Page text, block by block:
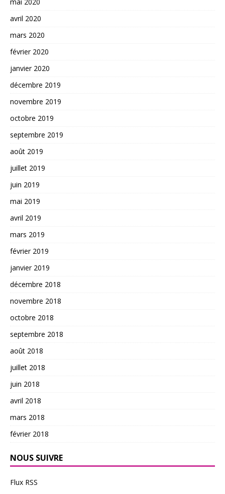
avril 2020
mars 2020
février 2020
janvier 2020
décembre 2019
novembre 2019
octobre 2019
septembre 2019
août 2019
juillet 2019
juin 2019
mai 2019
avril 2019
mars 2019
février 2019
janvier 2019
décembre 2018
novembre 2018
octobre 2018
septembre 2018
août 2018
juillet 2018
juin 2018
avril 2018
mars 2018
février 2018
NOUS SUIVRE
Flux RSS